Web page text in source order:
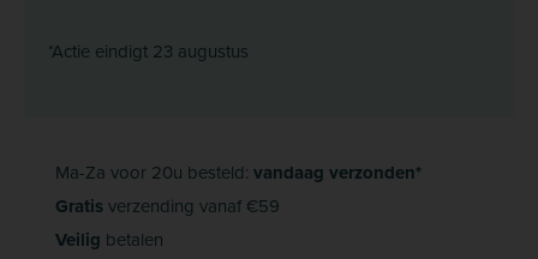
*Actie eindigt 23 augustus
Ma-Za voor 20u besteld: vandaag verzonden*
Gratisverzending vanaf €59
Veilig betalen